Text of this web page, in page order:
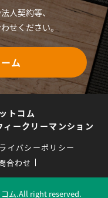
人契約等、
せください。
ム
トコム
ークリーマンション
イバシーポリシー
合わせ
ム.All right reserved.